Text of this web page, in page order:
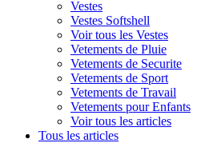
Vestes
Vestes Softshell
Voir tous les Vestes
Vetements de Pluie
Vetements de Securite
Vetements de Sport
Vetements de Travail
Vetements pour Enfants
Voir tous les articles
Tous les articles